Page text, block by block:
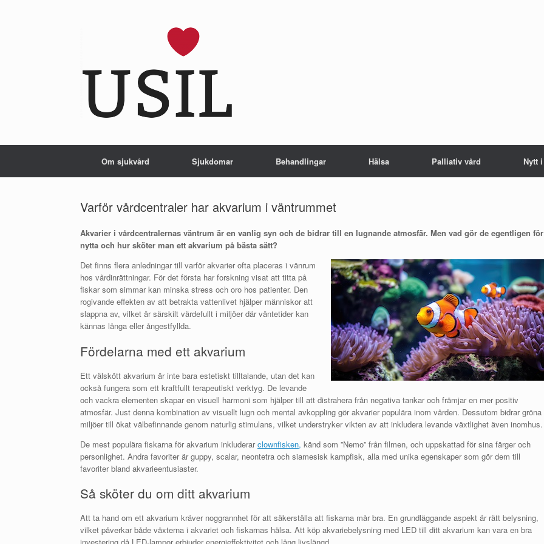
Om sjukvård Sjukdomar Behandlingar Hälsa Palliativ vård Nytt
Varför vårdcentraler har akvarium i väntrummet
Akvarier i vårdcentralernas väntrum är en vanlig syn och de bidrar till en lugnande atmosfär. Men vad gör de egentligen för
nytta och hur sköter man ett akvarium på bästa sätt?
Det finns flera anledningar till varför akvarier ofta placeras i vänrum
hos vårdinrättningar. För det första har forskning visat att titta på
fiskar som simmar kan minska stress och oro hos patienter. Den
rogivande effekten av att betrakta vattenlivet hjälper människor att
slappna av, vilket är särskilt värdefullt i miljöer där väntetider kan
kännas långa eller ångestfyllda.
Fördelarna med ett akvarium
Ett välskött akvarium är inte bara estetiskt tilltalande, utan det kan
också fungera som ett kraftfullt terapeutiskt verktyg. De levande
och vackra elementen skapar en visuell harmoni som hjälper till att distrahera från negativa tankar och främjar en mer positiv
atmosfär. Just denna kombination av visuellt lugn och mental avkoppling gör akvarier populära inom vården. Dessutom bidrar gröna
miljöer till ökat välbefinnande genom naturlig stimulans, vilket understryker vikten av att inkludera levande växtlighet även inomhus.
De mest populära fiskarna för akvarium inkluderarclownfisken, känd som ”Nemo” från filmen, och uppskattad för sina färger och
personlighet. Andra favoriter är guppy, scalar, neontetra och siamesisk kampfisk, alla med unika egenskaper som gör dem till
favoriter bland akvarieentusiaster.
Så sköter du om ditt akvarium
Att ta hand om ett akvarium kräver noggrannhet för att säkerställa att fiskarna mår bra. En grundläggande aspekt är rätt belysning,
vilket påverkar både växterna i akvariet och fiskarnas hälsa. Att köp akvariebelysning med LED till ditt akvarium kan vara en bra